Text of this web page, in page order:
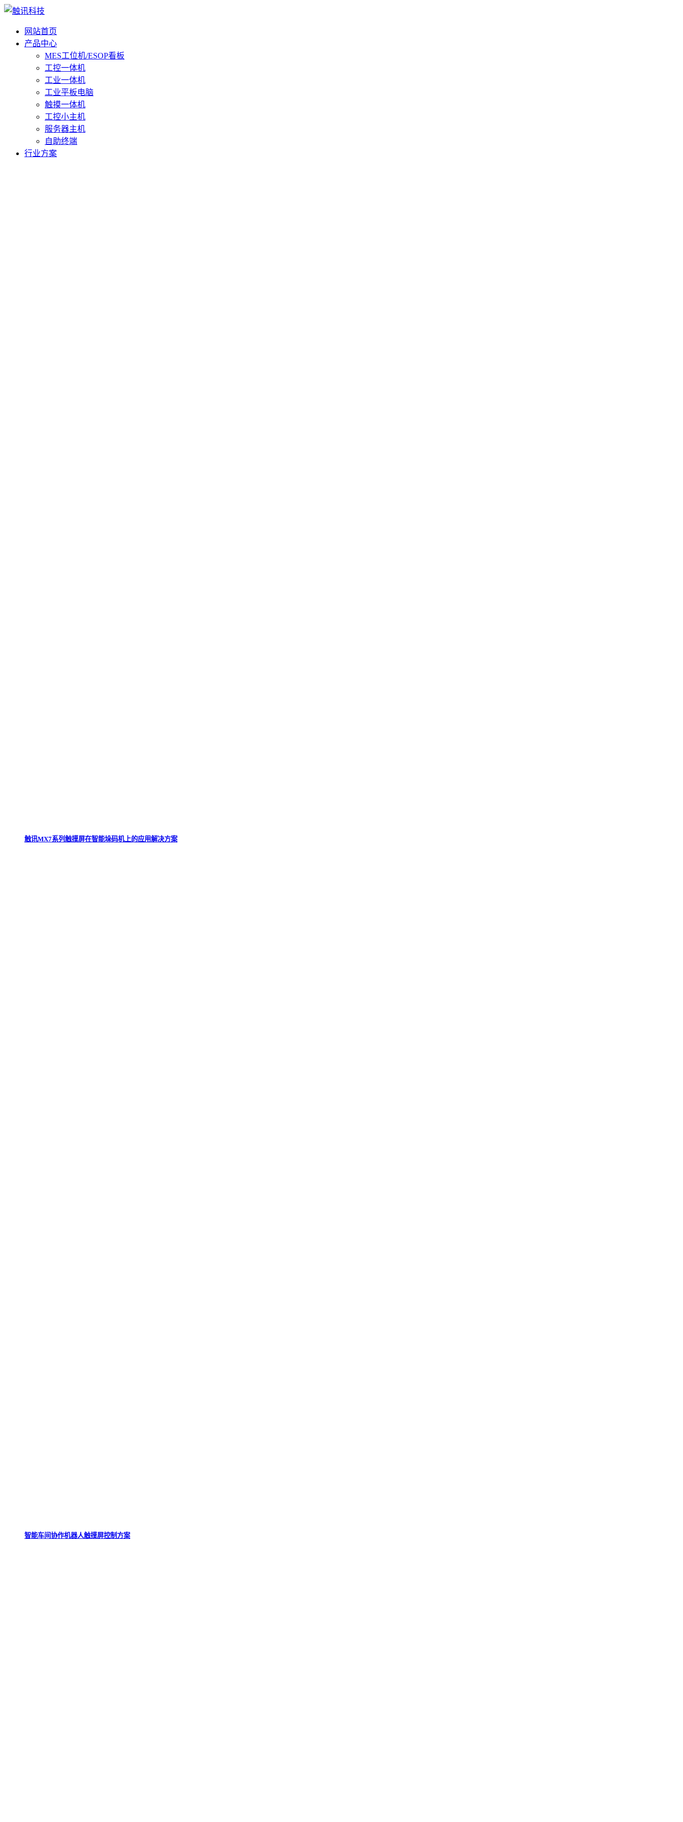
网站首页
产品中心
MES工位机/ESOP看板
工控一体机
工业一体机
工业平板电脑
触摸一体机
工控小主机
服务器主机
自助终端
行业方案
触讯MX7系列触摸屏在智能垛码机上的应用解决方案
智能车间协作机器人触摸屏控制方案